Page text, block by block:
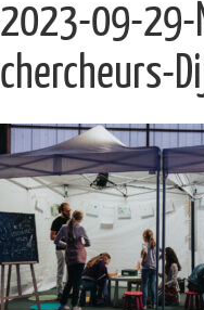
2023-09-29-
chercheurs-